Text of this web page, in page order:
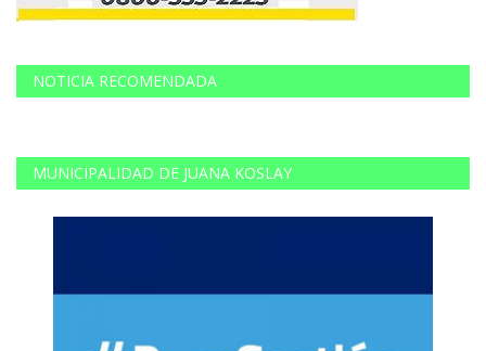
NOTICIA RECOMENDADA
MUNICIPALIDAD DE JUANA KOSLAY